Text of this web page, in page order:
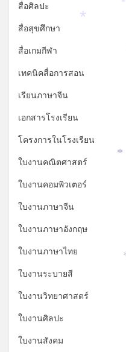
สื่อศิลปะ
สื่อสุขศึกษา
สื่อเกมกีฬา
เทคนิคสื่อการสอน
เรียนภาษาจีน
เอกสารโรงเรียน
โครงการในโรงเรียน
ใบงานคณิตศาสตร์
ใบงานคอมพิวเตอร์
ใบงานภาษาจีน
ใบงานภาษาอังกฤษ
ใบงานภาษาไทย
ใบงานระบายสี
ใบงานวิทยาศาสตร์
ใบงานศิลปะ
ใบงานสังคม